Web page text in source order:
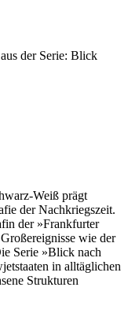
der Serie: Blick
Weiß prägt
der Nachkriegszeit.
der »Frankfurter
wie der
Serie »Blick nach
in alltäglichen
Strukturen